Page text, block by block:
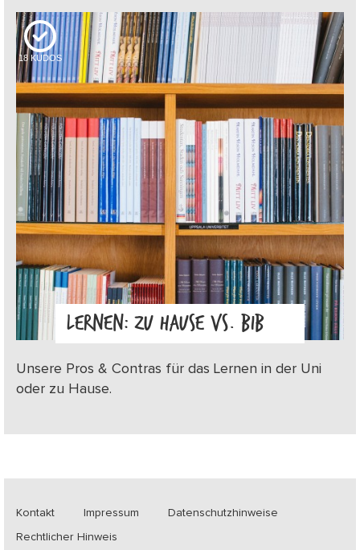
18 KUDOS
LERNEN: ZU HAUSE VS. BIB
Unsere Pros & Contras für das Lernen in der Uni
oder zu Hause.
Kontakt Impressum Datenschutzhinweise
Rechtlicher Hinweis